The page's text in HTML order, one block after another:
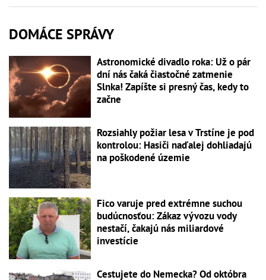
DOMÁCE SPRÁVY
Astronomické divadlo roka: Už o pár
dní nás čaká čiastočné zatmenie
Slnka! Zapíšte si presný čas, kedy to
začne
Rozsiahly požiar lesa v Trstíne je pod
kontrolou: Hasiči naďalej dohliadajú
na poškodené územie
Fico varuje pred extrémne suchou
budúcnosťou: Zákaz vývozu vody
nestačí, čakajú nás miliardové
investície
Cestujete do Nemecka? Od októbra